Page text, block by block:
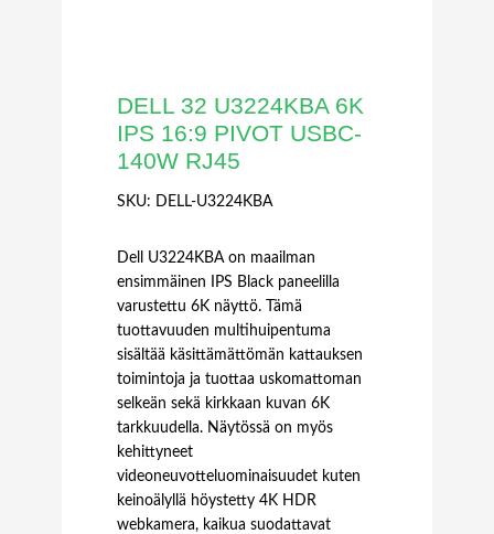
DELL 32 U3224KBA 6K
IPS 16:9 PIVOT USBC-
140W RJ45
SKU: DELL-U3224KBA
Dell U3224KBA on maailman
ensimmäinen IPS Black paneelilla
varustettu 6K näyttö. Tämä
tuottavuuden multihuipentuma
sisältää käsittämättömän kattauksen
toimintoja ja tuottaa uskomattoman
selkeän sekä kirkkaan kuvan 6K
tarkkuudella. Näytössä on myös
kehittyneet
videoneuvotteluominaisuudet kuten
keinoälyllä höystetty 4K HDR
webkamera, kaikua suodattavat